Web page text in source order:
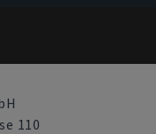
110